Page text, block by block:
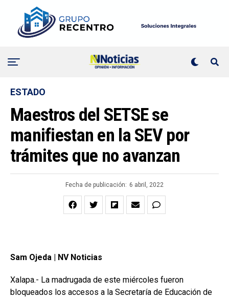
ESTADO
Maestros del SETSE se
manifiestan en la SEV por
trámites que no avanzan
Fecha de publicación: 6 abril, 2022
Sam Ojeda | NV Noticias
Xalapa.- La madrugada de este miércoles fueron
bloqueados los accesos a la Secretaría de Educación de